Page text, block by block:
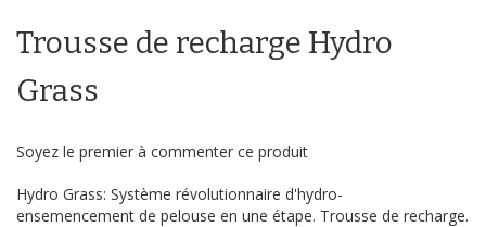
de
la
Galerie
d’images
Trousse de recharge Hydro
Grass
Soyez le premier à commenter ce produit
Hydro Grass: Système révolutionnaire d'hydro-
ensemencement de pelouse en une étape. Trousse de recharge.